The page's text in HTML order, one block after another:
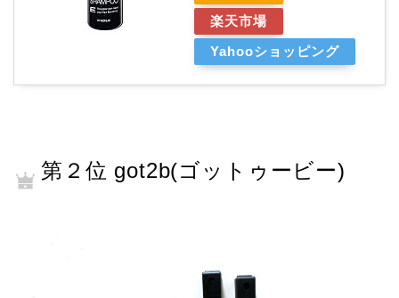
楽天市場
Yahooショッピング
第２位 got2b(ゴットゥービー)